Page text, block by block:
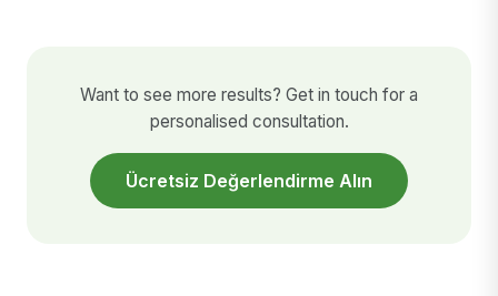
Want to see more results? Get in touch for a
personalised consultation.
Ücretsiz Değerlendirme Alın